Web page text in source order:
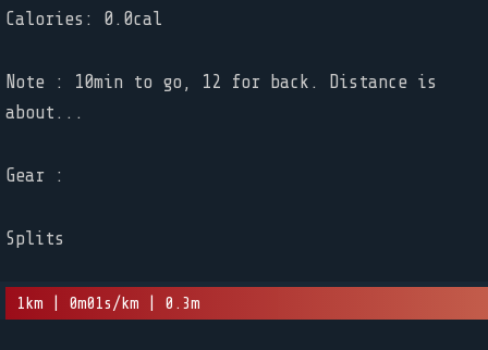
Calories: 0.0cal
Note : 10min to go, 12 for back. Distance is
about...
Gear :
Splits
1km | 0m01s/km | 0.3m